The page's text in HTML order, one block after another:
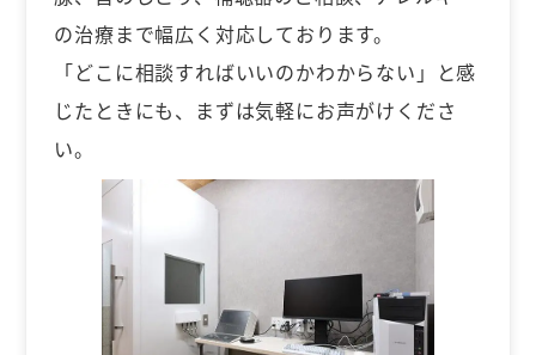
の治療まで幅広く対応しております。
「どこに相談すればいいのかわからない」と感
じたときにも、まずは気軽にお声がけくださ
い。